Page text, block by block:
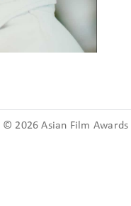
© 2026 Asian Film